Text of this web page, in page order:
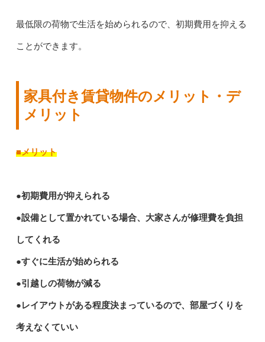
最低限の荷物で生活を始められるので、初期費用を抑える
ことができます。
家具付き賃貸物件のメリット・デ
メリット
■メリット
●初期費用が抑えられる
●設備として置かれている場合、大家さんが修理費を負担
してくれる
●すぐに生活が始められる
●引越しの荷物が減る
●レイアウトがある程度決まっているので、部屋づくりを
考えなくていい